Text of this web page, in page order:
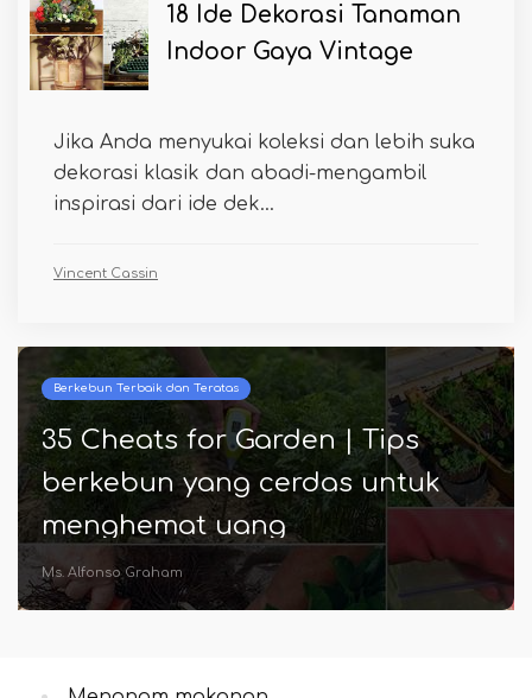
18 Ide Dekorasi Tanaman
Indoor Gaya Vintage
Jika Anda menyukai koleksi dan lebih suka
dekorasi klasik dan abadi-mengambil
inspirasi dari ide dek...
Vincent Cassin
Berkebun Terbaik dan Teratas
35 Cheats for Garden | Tips
berkebun yang cerdas untuk
menghemat uang
Ms. Alfonso Graham